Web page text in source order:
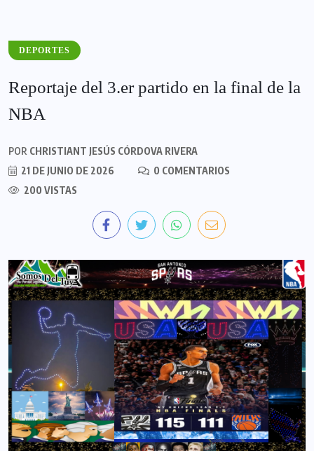
DEPORTES
Reportaje del 3.er partido en la final de la
NBA
POR CHRISTIANT JESÚS CÓRDOVA RIVERA
21 DE JUNIO DE 2026
0 COMENTARIOS
200 VISTAS